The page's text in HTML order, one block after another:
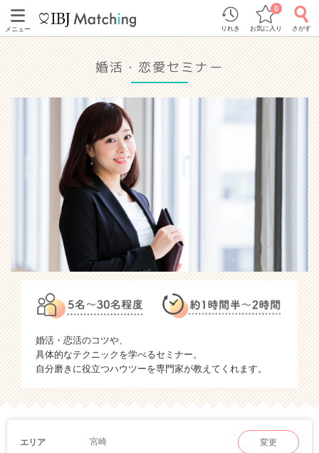
メニュー りれき お気に入り
0
さがす
婚活・恋愛セミナー
婚活・恋活のコツや、
具体的なテクニックを学べるセミナー。
自分磨きに役立つハウツーを専門家が教えてくれます。
エリア 宮崎 変更